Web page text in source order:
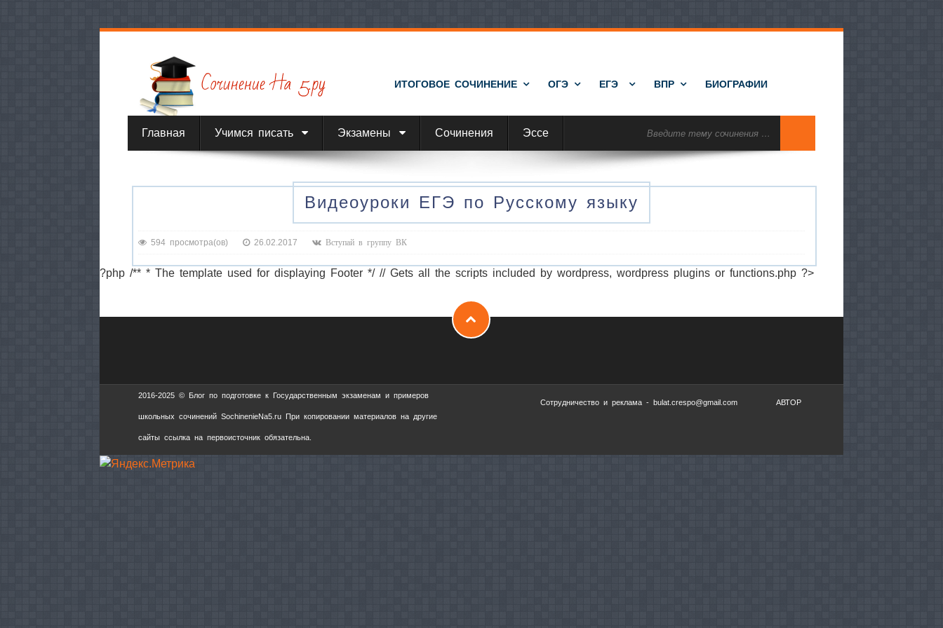
ИТОГОВОЕ СОЧИНЕНИЕ ОГЭ ЕГЭ ВПР БИОГРАФИИ
Главная Учимся писать Экзамены Сочинения Эссе
Видеоуроки ЕГЭ по Русскому языку
594 просмотра(ов) 26.02.2017 Вступай в группу ВК
?php /** * The template used for displaying Footer */ // Gets all the scripts included by wordpress, wordpress plugins or functions.php ?>
2016-2025 © Блог по подготовке к Государственным экзаменам и примеров
школьных сочинений SochinenieNa5.ru При копировании материалов на другие
сайты ссылка на первоисточник обязательна.
АВТОР
Сотрудничество и реклама - bulat.crespo@gmail.com